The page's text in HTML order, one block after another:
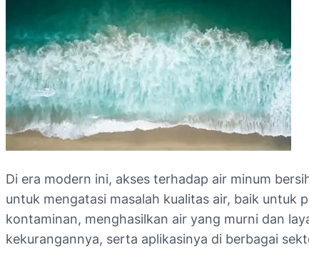
Di era modern ini, akses terhadap air minum
untuk mengatasi masalah kualitas air, baik untuk
kontaminan, menghasilkan air yang murni dan
kekurangannya, serta aplikasinya di berbagai